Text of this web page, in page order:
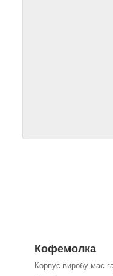
Кофемолка
Корпус виробу має